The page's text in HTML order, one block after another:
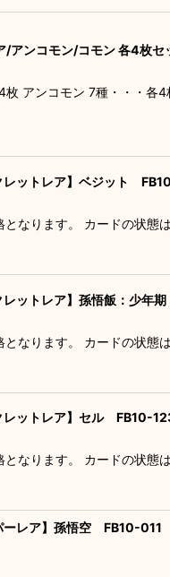
/アンコモン/コモン 各4枚セ
アンコモン 7種・・・各
レットレア】ベジット
なります。 カードの状態
レットレア】孫悟飯：少年
なります。 カードの状態
レットレア】セル FB10-
なります。 カードの状態
ーレア】孫悟空 FB10-011